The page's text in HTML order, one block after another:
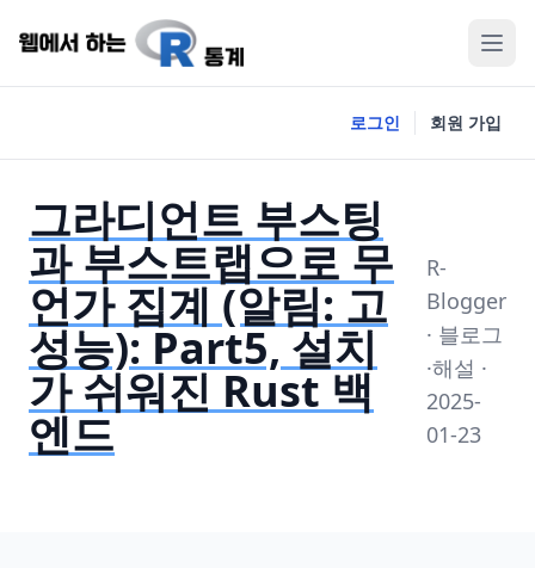
로그인 회원 가입
그라디언트 부스팅
과 부스트랩으로 무
언가 집계 (알림: 고
성능): Part5, 설치
가 쉬워진 Rust 백
엔드
R-
Blogger
· 블로그
·해설 ·
2025-
01-23